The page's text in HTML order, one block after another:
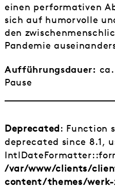
einen performativen
sich auf humorvolle
den
Pandemie
Aufführungsdauer:
Pause
Deprecated: Function
deprecated since 8.1,
/var/www/clients/
content/themes/